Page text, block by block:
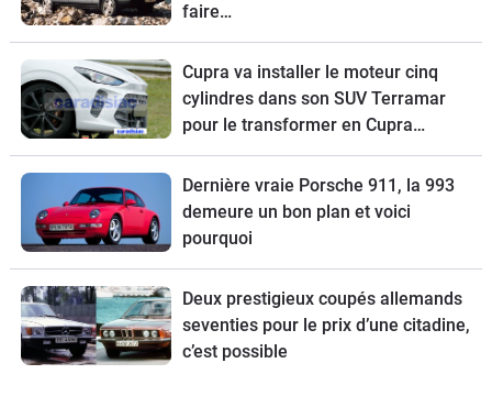
faire…
Cupra va installer le moteur cinq
cylindres dans son SUV Terramar
pour le transformer en Cupra
Terramar VZ5.
Dernière vraie Porsche 911, la 993
demeure un bon plan et voici
pourquoi
Deux prestigieux coupés allemands
seventies pour le prix d’une citadine,
c’est possible